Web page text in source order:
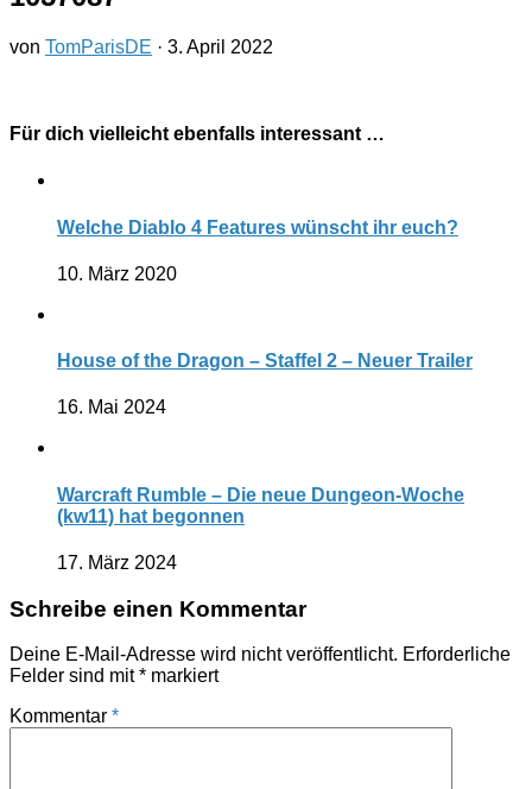
von TomParisDE · 3. April 2022
Für dich vielleicht ebenfalls interessant …
Welche Diablo 4 Features wünscht ihr euch?
10. März 2020
House of the Dragon – Staffel 2 – Neuer Trailer
16. Mai 2024
Warcraft Rumble – Die neue Dungeon-Woche
(kw11) hat begonnen
17. März 2024
Schreibe einen Kommentar
Deine E-Mail-Adresse wird nicht veröffentlicht. Erforderliche
Felder sind mit* markiert
Kommentar *